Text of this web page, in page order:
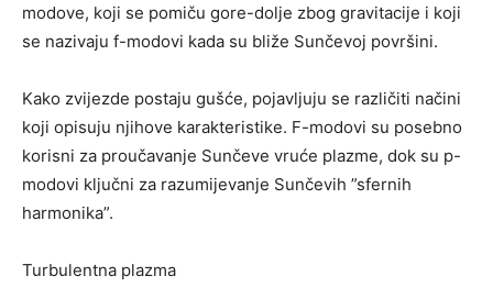
modove, koji se pomiču gore-dolje zbog gravitacije i koji
se nazivaju f-modovi kada su bliže Sunčevoj površini.
Kako zvijezde postaju gušće, pojavljuju se različiti načini
koji opisuju njihove karakteristike. F-modovi su posebno
korisni za proučavanje Sunčeve vruće plazme, dok su p-
modovi ključni za razumijevanje Sunčevih ”sfernih
harmonika”.
Turbulentna plazma